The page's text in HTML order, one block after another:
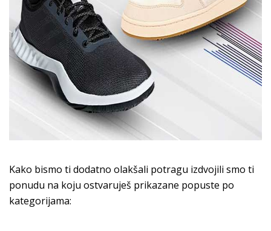
Kako bismo ti dodatno olakšali potragu izdvojili smo ti
ponudu na koju ostvaruješ prikazane popuste po
kategorijama: